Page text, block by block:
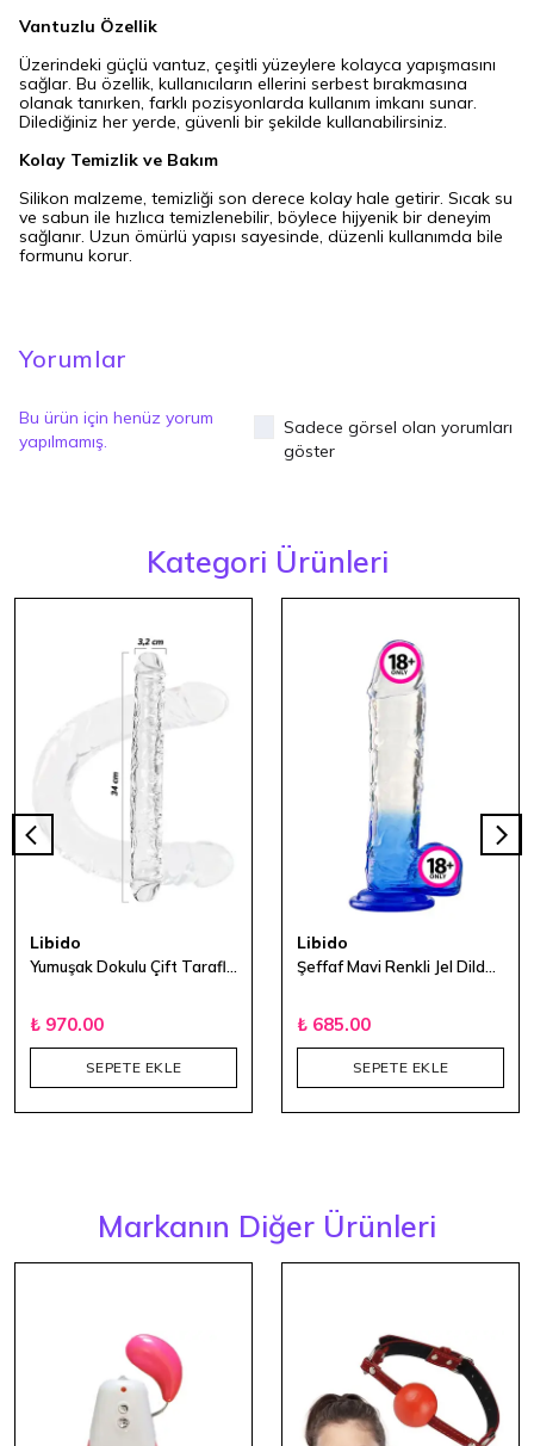
Vantuzlu Özellik
Üzerindeki güçlü vantuz, çeşitli yüzeylere kolayca yapışmasını
sağlar. Bu özellik, kullanıcıların ellerini serbest bırakmasına
olanak tanırken, farklı pozisyonlarda kullanım imkanı sunar.
Dilediğiniz her yerde, güvenli bir şekilde kullanabilirsiniz.
Kolay Temizlik ve Bakım
Silikon malzeme, temizliği son derece kolay hale getirir. Sıcak su
ve sabun ile hızlıca temizlenebilir, böylece hijyenik bir deneyim
sağlanır. Uzun ömürlü yapısı sayesinde, düzenli kullanımda bile
formunu korur.
Yorumlar
Bu ürün için henüz yorum
yapılmamış.
Sadece görsel olan yorumları
göster
Kategori Ürünleri
Libido
₺ 970.00
SEPETE EKLE
Libido
₺ 685.00
SEPETE EKLE
Markanın Diğer Ürünleri